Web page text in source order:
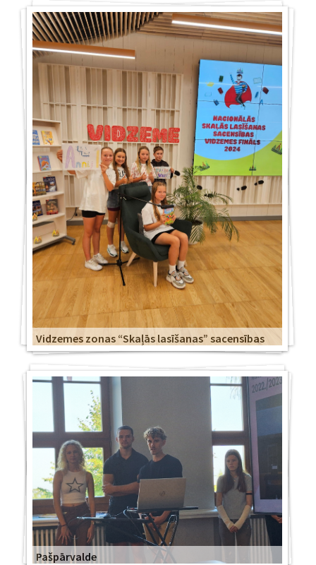
Vidzemes zonas “Skaļās lasīšanas” sacensības
Pašpārvalde